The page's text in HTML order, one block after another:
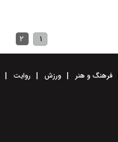
۱ ۲
فرهنگ و هنر ورزش روایت